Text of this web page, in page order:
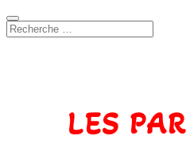
LES